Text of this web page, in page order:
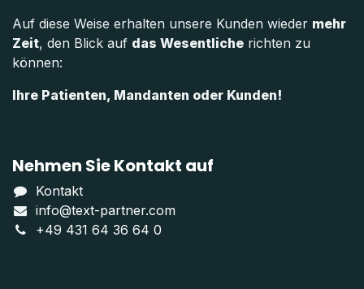
Auf diese Weise erhalten unsere Kunden wieder mehr
Zeit, den Blick auf das Wesentliche richten zu
können:
Ihre Patienten, Mandanten oder Kunden!
Nehmen Sie Kontakt auf
Kontakt
info@text-partner.com
+49 431 64 36 64 0